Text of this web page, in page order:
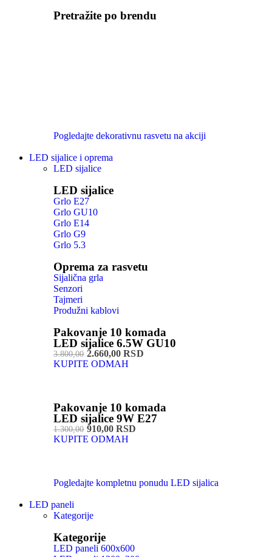
Pretražite po brendu
Pogledajte dekorativnu rasvetu na akciji
LED sijalice i oprema
LED sijalice
LED sijalice
Grlo E27
Grlo GU10
Grlo E14
Grlo G9
Grlo 5.3
Oprema za rasvetu
Sijalična grla
Senzori
Tajmeri
Produžni kablovi
Pakovanje 10 komada
LED sijalice 6.5W GU10
3.800,002.660,00 RSD
KUPITE ODMAH
Pakovanje 10 komada
LED sijalice 9W E27
1.300,00910,00 RSD
KUPITE ODMAH
Pogledajte kompletnu ponudu LED sijalica
LED paneli
Kategorije
Kategorije
LED paneli 600x600